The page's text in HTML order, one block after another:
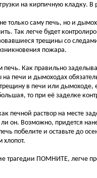
на кирпичную кладку. В
только саму печь, но и
Так легче будет
трещины со
пожара.
печь. Как правильно
печи и дымоходах
в печи или дымоходе,
то при её заделке
печной раствор на месте
ли он. Возможно, придется
побелите и оставьте до
хлопот.
трагедии ПОМНИТЕ, легче